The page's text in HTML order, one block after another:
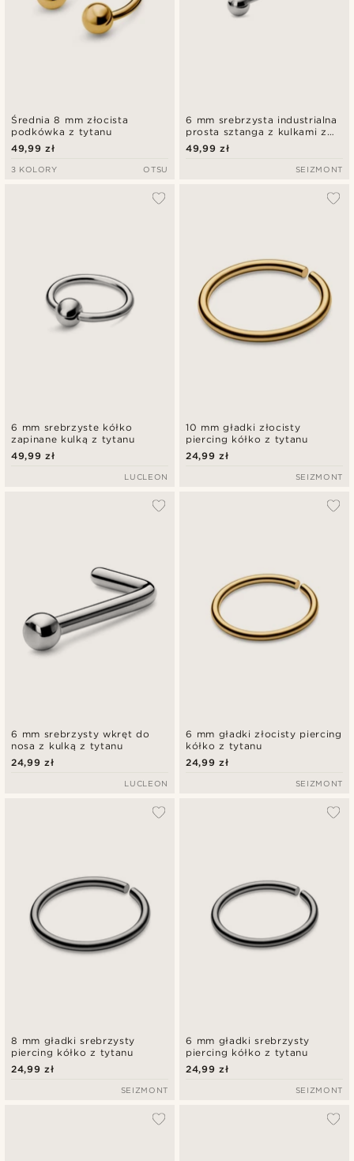
Średnia 8 mm złocista
podkówka z tytanu
49,99 zł
3 KOLORY OTSU
6 mm srebrzysta industrialna
prosta sztanga z kulkami z
tytanu
49,99 zł
SEIZMONT
6 mm srebrzyste kółko
zapinane kulką z tytanu
49,99 zł
LUCLEON
10 mm gładki złocisty
piercing kółko z tytanu
24,99 zł
SEIZMONT
6 mm srebrzysty wkręt do
nosa z kulką z tytanu
24,99 zł
LUCLEON
6 mm gładki złocisty piercing
kółko z tytanu
24,99 zł
SEIZMONT
8 mm gładki srebrzysty
piercing kółko z tytanu
24,99 zł
SEIZMONT
6 mm gładki srebrzysty
piercing kółko z tytanu
24,99 zł
SEIZMONT